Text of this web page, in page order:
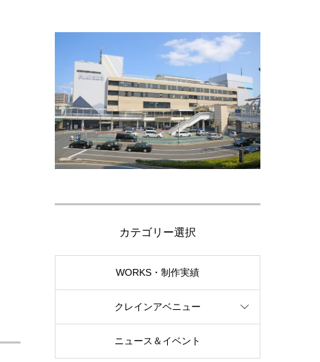
カテゴリー選択
WORKS・制作実績
クレインアベニュー
ニュース＆イベント